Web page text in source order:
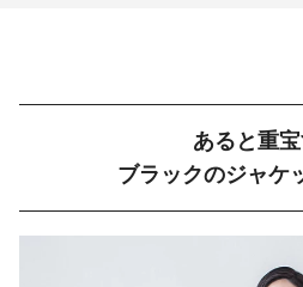
あると重
ブラックのジャケ